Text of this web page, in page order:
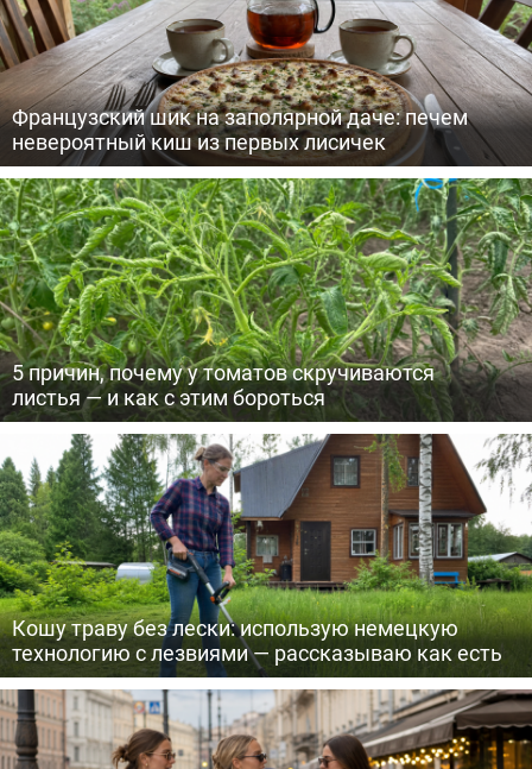
Французский шик на заполярной даче: печем
невероятный киш из первых лисичек
5 причин, почему у томатов скручиваются
листья — и как с этим бороться
Кошу траву без лески: использую немецкую
технологию с лезвиями — рассказываю как есть